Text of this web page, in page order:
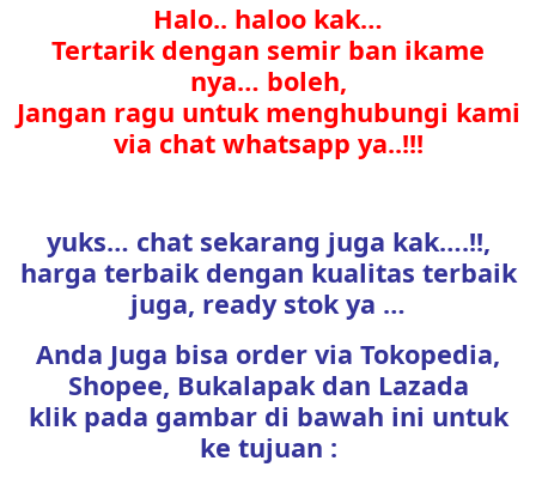
Halo.. haloo kak…
Tertarik dengan semir ban ikame
nya… boleh,
Jangan ragu untuk menghubungi kami
via chat whatsapp ya..!!!
yuks… chat sekarang juga kak….!!,
harga terbaik dengan kualitas terbaik
juga, ready stok ya …
Anda Juga bisa order via Tokopedia,
Shopee, Bukalapak dan Lazada
klik pada gambar di bawah ini untuk
ke tujuan :